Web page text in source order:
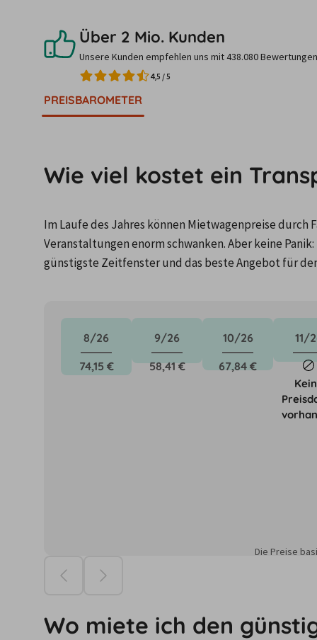
Über 2 Mio. Kunden
Unsere Kunden empfehlen uns mit 438.080
4,5 /5
PREISBAROMETER
Wie viel kostet ein
Im Laufe des Jahres können Mietwagenpreise
Veranstaltungen enorm schwanken. Aber keine
günstigste Zeitfenster und das beste Angebot für
8/26
74,15 €
9/26
58,41 €
10/26
67,84 €
11/
Die Preise
Wo miete ich den